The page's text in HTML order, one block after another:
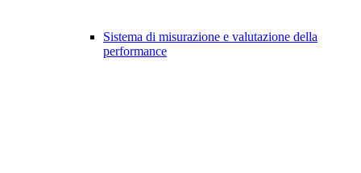
Sistema di misurazione e valutazione della
performance